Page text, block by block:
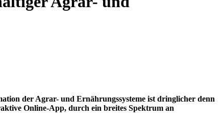
der Agrar- und Ernährungssysteme ist dringlicher denn
Online-App, durch ein breites Spektrum an